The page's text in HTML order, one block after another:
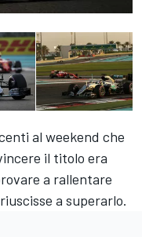
al weekend che
il titolo era
a rallentare
a superarlo.